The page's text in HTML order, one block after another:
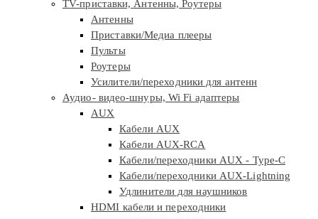
TV-приставки, Антенны, Роутеры
Антенны
Приставки/Медиа плееры
Пульты
Роутеры
Усилители/переходники для антенн
Аудио- видео-шнуры, Wi Fi адаптеры
AUX
Кабели AUX
Кабели AUX-RCA
Кабели/переходники AUX - Type-C
Кабели/переходники AUX-Lightning
Удлинители для наушников
HDMI кабели и переходники